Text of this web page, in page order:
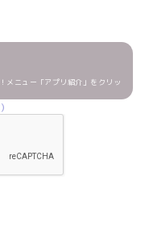
メニュー「アプリ紹介」をクリッ